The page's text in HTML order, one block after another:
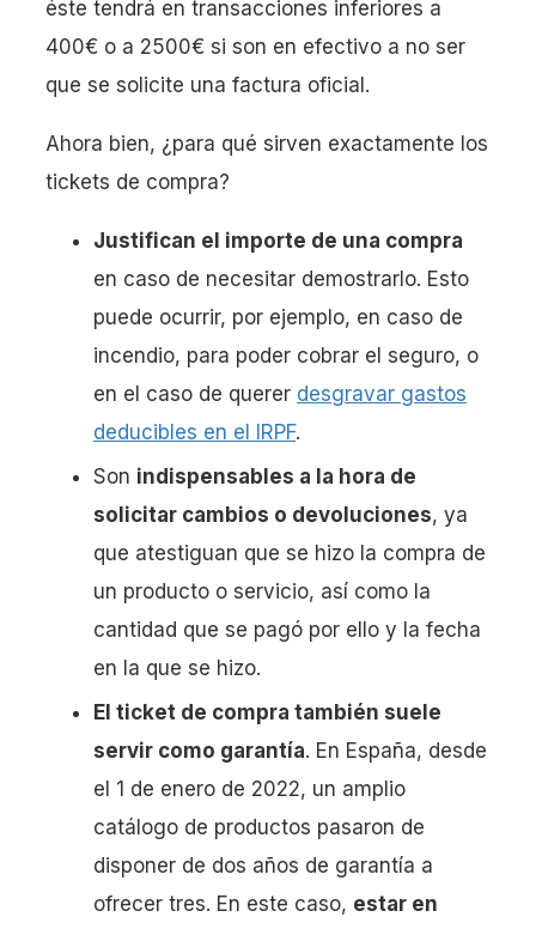
éste tendrá en transacciones inferiores a
400€ o a 2500€ si son en efectivo a no ser
que se solicite una factura oficial.
Ahora bien, ¿para qué sirven exactamente los
tickets de compra?
Justifican el importe de una compra
en caso de necesitar demostrarlo. Esto
puede ocurrir, por ejemplo, en caso de
incendio, para poder cobrar el seguro, o
en el caso de querer desgravar gastos
deducibles en el IRPF.
Son indispensables a la hora de
solicitar cambios o devoluciones, ya
que atestiguan que se hizo la compra de
un producto o servicio, así como la
cantidad que se pagó por ello y la fecha
en la que se hizo.
El ticket de compra también suele
servir como garantía. En España, desde
el 1 de enero de 2022, un amplio
catálogo de productos pasaron de
disponer de dos años de garantía a
ofrecer tres. En este caso, estar en